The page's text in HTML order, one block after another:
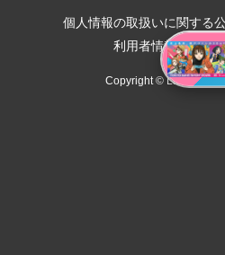
個人情報の取扱いに関する
利用者情報の外部
Copyright © Lawson